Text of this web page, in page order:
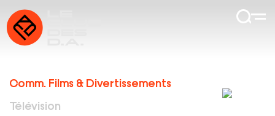
Comm. Films & Divertissements
Télévision